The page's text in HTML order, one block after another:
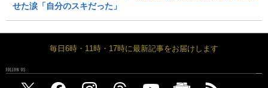
せた涙「自分のスキだった」
毎日6時・11時・17時に最新記事をお届けします
FOLLOW US